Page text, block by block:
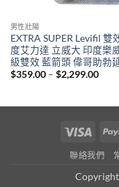
男性壯陽
EXTRA SUPER Levifil 雙
度艾力達 立威大 印度樂
級雙效 藍箭頭 偉哥助勃
$359.00 – $2,299.00Price
Visa
聯絡我們